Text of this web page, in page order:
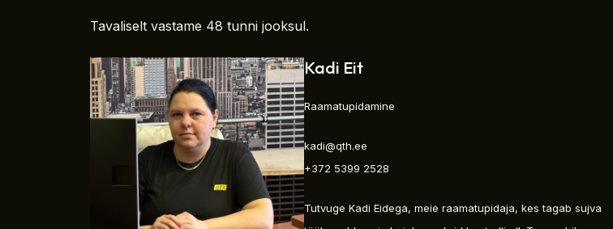
Tavaliselt vastame 48 tunni jooksul.
Kadi Eit
Raamatupidamine
kadi@qth.ee
+372 5399 2528
Tutvuge Kadi Eidega, meie raamatupidaja, kes tagab sujva